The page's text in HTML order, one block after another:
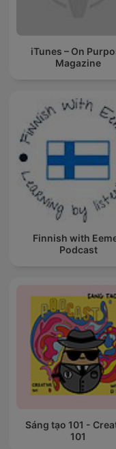
iTunes – On
Magazine
Finnish with
Podcast
Sáng tạo 101 -
101